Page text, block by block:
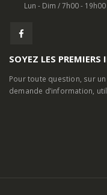
Lun - Dim / 7h00 - 19h00
SOYEZ LES PREMIERS
Pour toute question, sur
demande d’information,